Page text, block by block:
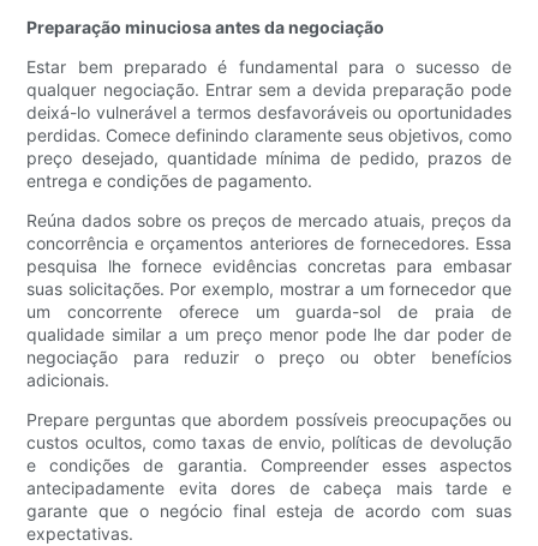
Preparação minuciosa antes da negociação
Estar bem preparado é fundamental para o sucesso de
qualquer negociação. Entrar sem a devida preparação pode
deixá-lo vulnerável a termos desfavoráveis ​​ou oportunidades
perdidas. Comece definindo claramente seus objetivos, como
preço desejado, quantidade mínima de pedido, prazos de
entrega e condições de pagamento.
Reúna dados sobre os preços de mercado atuais, preços da
concorrência e orçamentos anteriores de fornecedores. Essa
pesquisa lhe fornece evidências concretas para embasar
suas solicitações. Por exemplo, mostrar a um fornecedor que
um concorrente oferece um guarda-sol de praia de
qualidade similar a um preço menor pode lhe dar poder de
negociação para reduzir o preço ou obter benefícios
adicionais.
Prepare perguntas que abordem possíveis preocupações ou
custos ocultos, como taxas de envio, políticas de devolução
e condições de garantia. Compreender esses aspectos
antecipadamente evita dores de cabeça mais tarde e
garante que o negócio final esteja de acordo com suas
expectativas.